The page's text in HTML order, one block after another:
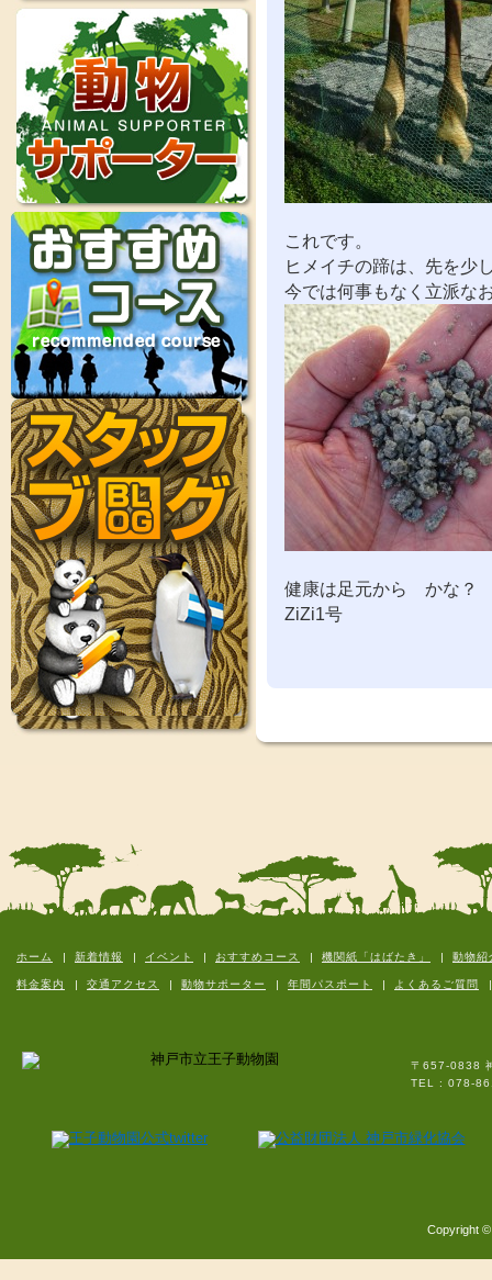
これです。
ヒメイチの蹄は、先を少
今では何事もなく立派な
健康は足元から かな？
ZiZi1号
ホーム 新着情報 イベント おすすめコース 機関紙「はばたき」 動物紹
料金案内 交通アクセス 動物サポーター 年間パスポート よくあるご質問
〒657-0838
TEL : 078-
Copyright